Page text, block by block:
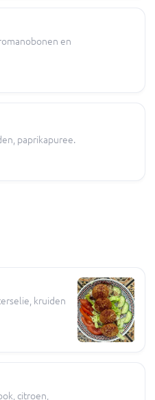
en
paprikapuree.
kruiden
citroen,